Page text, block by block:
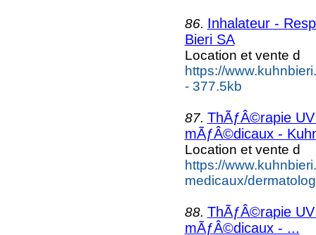
86. Inhalateur -
Bieri SA
Location et vente d
https://
- 377.5kb
87. ThÃƒÂ©rapie
mÃƒÂ©dicaux -
Location et vente d
https://
medicaux/
88. ThÃƒÂ©rapie
mÃƒÂ©dicaux - ...